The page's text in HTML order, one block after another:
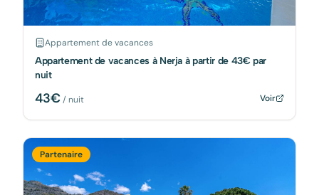
Appartement de vacances
Appartement de vacances à Nerja à partir de 43€ par
nuit
43€/ nuit Voir
Partenaire